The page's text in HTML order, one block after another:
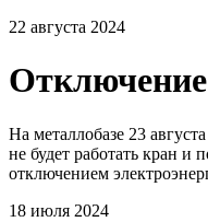
22 августа 2024
Отключение
На металлобазе 23
не будет работать кран и
отключением
18 июля 2024